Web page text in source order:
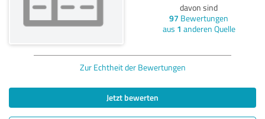
davon sind
97 Bewertungen
aus 1 anderen Quelle
Zur Echtheit der Bewertungen
Jetzt bewerten